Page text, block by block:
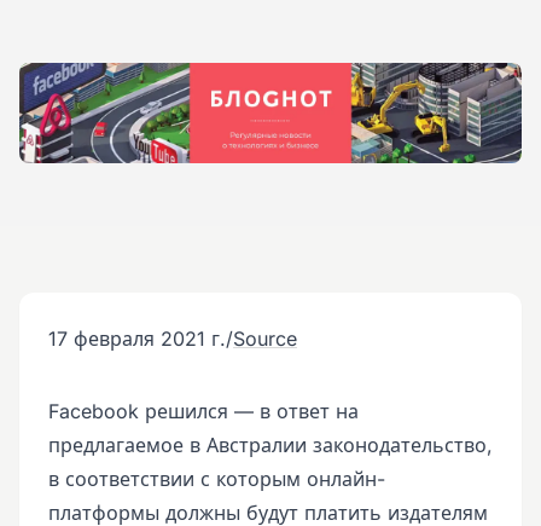
17 февраля 2021 г./Source
Facebook решился — в ответ на
предлагаемое в Австралии законодательство,
в соответствии с которым онлайн-
платформы должны будут платить издателям